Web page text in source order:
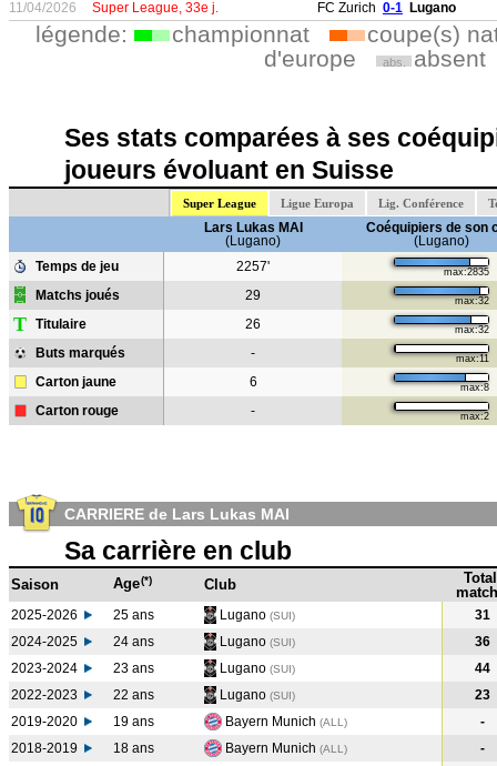
11/04/2026
Super League, 33e j. FC Zurich 0-1 Lugano
légende: championnat
coupe(s)
d'europe
abs. absent
Ses stats comparées à ses
joueurs évoluant en Suisse
Super League Ligue Europa Lig. Conférence
Lars Lukas MAI
(Lugano)
Coéquipiers de son
(Lugano)
Temps de jeu
2257' max:2835
Matchs joués 29 max:32
T Titulaire 26 max:32
Buts marqués - max:11
Carton jaune 6 max:8
Carton rouge - max:2
CARRIERE de Lars Lukas MAI
Sa carrière en club
Saison Age(*) Club
Total
2025-2026 25 ans Lugano (SUI)
31
2024-2025
24 ans Lugano (SUI)
36
2023-2024
23 ans Lugano (SUI)
44
2022-2023
22 ans Lugano (SUI)
23
2019-2020
19 ans Bayern Munich (ALL )
-
2018-2019
18 ans Bayern Munich (ALL )
-